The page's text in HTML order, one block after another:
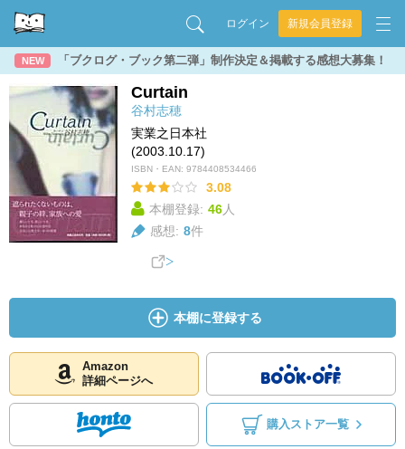
ログイン 新規会員登録
NEW 「ブクログ・ブック第二弾」制作決定＆掲載する感想大募集！
Curtain
谷村志穂
実業之日本社
(2003.10.17)
ISBN・EAN: 9784408534466
3.08
本棚登録: 46人
感想: 8件
本棚に登録する
Amazon
詳細ページへ
購入ストア一覧